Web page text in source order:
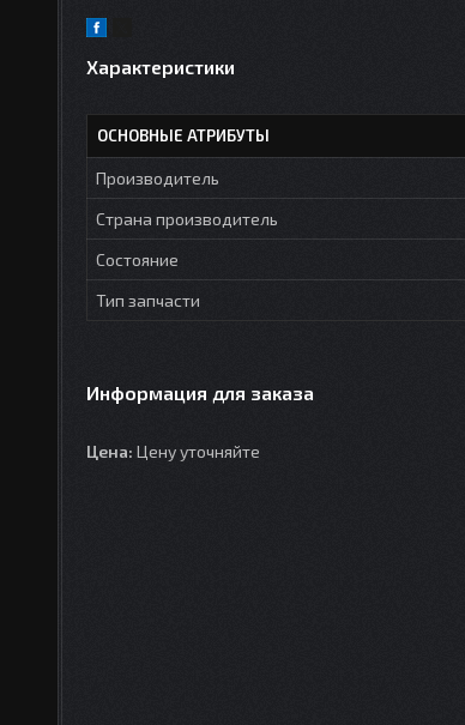
Характеристики
ОСНОВНЫЕ АТРИБУТЫ
Производитель
Страна производитель
Состояние
Тип запчасти
Информация для заказа
Цена: Цену уточняйте